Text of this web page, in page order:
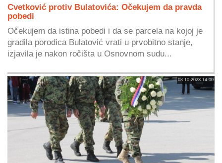
Cvetković protiv Bulatovića: Očekujem da pravda
pobedi
Očekujem da istina pobedi i da se parcela na kojoj je
gradila porodica Bulatović vrati u prvobitno stanje,
izjavila je nakon ročišta u Osnovnom sudu...
03.10.2023 14:00